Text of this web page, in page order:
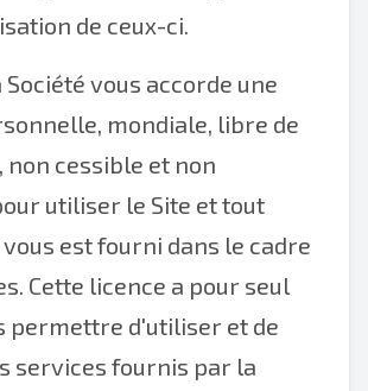
de ceux-ci.
Société vous accorde une
mondiale, libre de
non cessible et non
utiliser le Site et tout
est fourni dans le cadre
Cette licence a pour seul
permettre d'utiliser et de
services fournis par la